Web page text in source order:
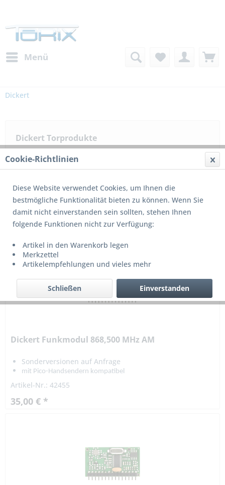
Menü
Dickert
Dickert Torprodukte
12 von14
Dickert Funkmodul 868,500 MHz AM
Sonderversionen auf Anfrage
mit Pico-Handsendern kompatibel
Artikel-Nr.: 42455
35,00 € *
Cookie-Richtlinien
Diese Website verwendet Cookies, um Ihnen die
bestmögliche Funktionalität bieten zu können. Wenn Sie
damit nicht einverstanden sein sollten, stehen Ihnen
folgende Funktionen nicht zur Verfügung:
Artikel in den Warenkorb legen
Merkzettel
Artikelempfehlungen und vieles mehr
Einverstanden
Schließen